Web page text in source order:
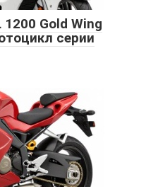
Gold Wing
серии